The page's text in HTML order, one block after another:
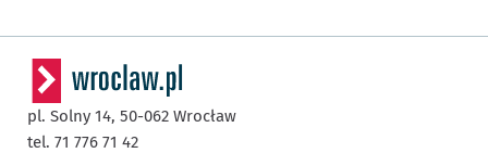
pl. Solny 14, 50-062 Wrocław
tel. 71 776 71 42